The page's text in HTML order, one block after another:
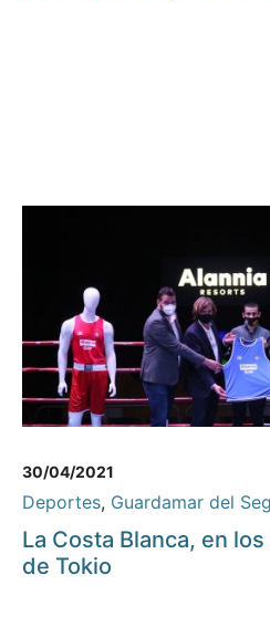
30/04/2021
Deportes, Guardamar del
La Costa Blanca, en
de Tokio